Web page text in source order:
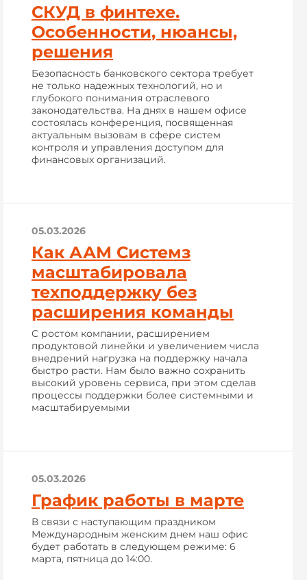
СКУД в финтехе.
Особенности, нюансы,
решения
Безопасность банковского сектора требует
не только надежных технологий, но и
глубокого понимания отраслевого
законодательства. На днях в нашем офисе
состоялась конференция, посвященная
актуальным вызовам в сфере систем
контроля и управления доступом для
финансовых организаций.
05.03.2026
Как ААМ Системз
масштабировала
техподдержку без
расширения команды
С ростом компании, расширением
продуктовой линейки и увеличением числа
внедрений нагрузка на поддержку начала
быстро расти. Нам было важно сохранить
высокий уровень сервиса, при этом сделав
процессы поддержки более системными и
масштабируемыми
05.03.2026
График работы в марте
В связи с наступающим праздником
Международным женским днем наш офис
будет работать в следующем режиме: 6
марта, пятница до 14:00.